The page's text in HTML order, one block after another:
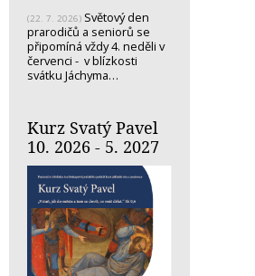
(22. 7. 2026) Světový den
prarodičů a seniorů se
připomíná vždy 4. neděli v
červenci - v blízkosti
svátku Jáchyma…
Kurz Svatý Pavel
10. 2026 - 5. 2027